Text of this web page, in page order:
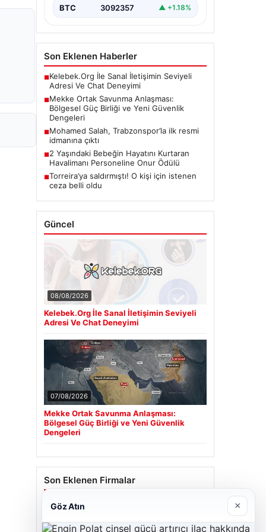
BTC 3092357 ▲ +1.18%
Son Eklenen Haberler
■Kelebek.Org İle Sanal İletişimin Seviyeli
Adresi Ve Chat Deneyimi
■Mekke Ortak Savunma Anlaşması:
Bölgesel Güç Birliği ve Yeni Güvenlik
Dengeleri
■Mohamed Salah, Trabzonspor’la ilk resmi
idmanına çıktı
■2 Yaşındaki Bebeğin Hayatını Kurtaran
Havalimanı Personeline Onur Ödülü
■Torreira’ya saldırmıştı! O kişi için istenen
ceza belli oldu
Güncel
08/08/2026
Kelebek.Org İle Sanal İletişimin Seviyeli
Adresi Ve Chat Deneyimi
07/08/2026
Mekke Ortak Savunma Anlaşması:
Bölgesel Güç Birliği ve Yeni Güvenlik
Dengeleri
Son Eklenen Firmalar
Cengiz Sigorta
23/06/2026
Göz Atın ×